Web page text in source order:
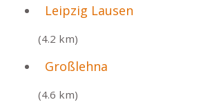
Leipzig Lausen
(4.2 km)
Großlehna
(4.6 km)